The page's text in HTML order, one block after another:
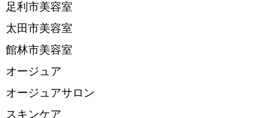
足利市美容室
太田市美容室
館林市美容室
オージュア
オージュアサロン
スキンケア